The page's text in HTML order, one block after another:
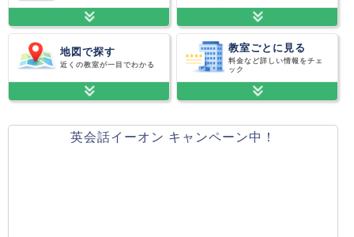
地図で探す
近くの教室が一目でわかる
教室ごとに見る
料金など詳しい情報をチェ
ック
英会話イーオン キャンペーン中！